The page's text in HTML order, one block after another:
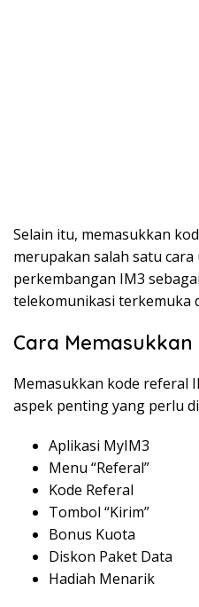
Selain itu, memasukkan
merupakan salah satu
perkembangan IM3
telekomunikasi terkemuka
Cara
Memasukkan kode referal
aspek penting yang perlu
Aplikasi MyIM3
Menu “Referal”
Kode Referal
Tombol “Kirim”
Bonus Kuota
Diskon Paket Data
Hadiah Menarik